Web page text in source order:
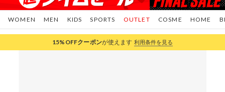
WOMEN MEN KIDS SPORTS COSME HOME
OUTLET
15%OFFクーポンが使えます 利用条件を見る